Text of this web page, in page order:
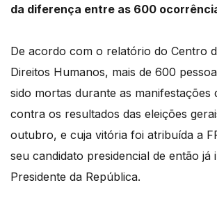
da diferença entre as 600
De acordo com o relatório do Centro
Direitos Humanos, mais de 600
sido mortas durante as manifestações
contra os resultados das eleições
outubro, e cuja vitória foi atribuída a
seu candidato presidencial de então já
Presidente da República.